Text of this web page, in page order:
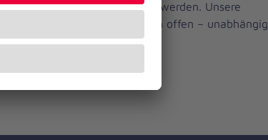
unterstützt und gefördert werden. Unsere
allen Kindern bis sechs Jahren offen – unabhängig
oder ihrem Kulturkreis.